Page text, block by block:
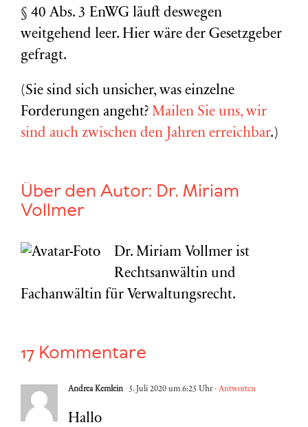
§ 40 Abs. 3 EnWG läuft deswegen
weitgehend leer. Hier wäre der Gesetzgeber
gefragt.
(Sie sind sich unsicher, was einzelne
Forderungen angeht? Mailen Sie uns, wir
sind auch zwischen den Jahren erreichbar.)
Über den Autor: Dr. Miriam
Vollmer
Dr. Miriam Vollmer ist
Rechtsanwältin und
Fachanwältin für Verwaltungsrecht.
17 Kommentare
Andrea Kemlein 5. Juli 2020 um 6:25 Uhr- Antworten
Hallo